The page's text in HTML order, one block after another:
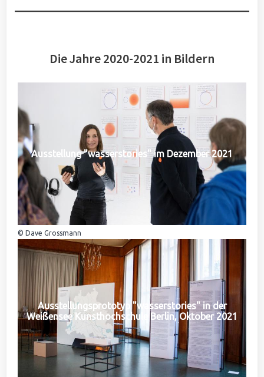
Die Jahre 2020-2021 in Bildern
Ausstellung "wasserstories" im Dezember 2021
© Dave Grossmann
Ausstellungsprototyp "wasserstories" in der
Weißensee Kunsthochschule Berlin, Oktober 2021